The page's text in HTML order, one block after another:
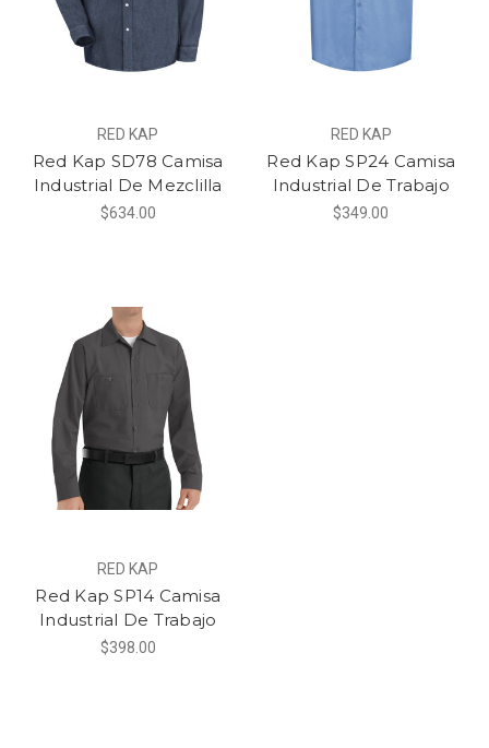
RED KAP
Red Kap SD78 Camisa
Industrial De Mezclilla
$634.00
RED KAP
Red Kap SP24 Camisa
Industrial De Trabajo
$349.00
RED KAP
Red Kap SP14 Camisa
Industrial De Trabajo
$398.00